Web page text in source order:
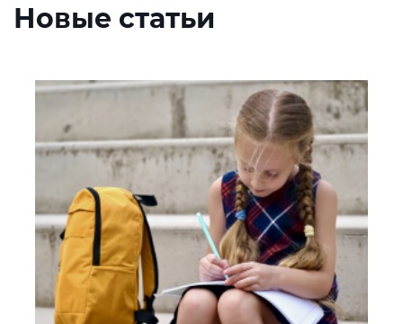
Новые статьи